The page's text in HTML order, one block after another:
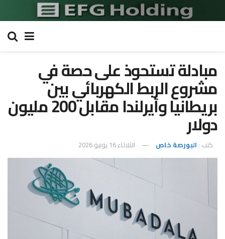
مبادلة تستحوذ على حصة في
مشروع الربط الكهربائي بين
بريطانيا وأيرلندا مقابل 200 مليون
دولار
كتب : البورصة خاص الثلاثاء 16 يونيو 2026